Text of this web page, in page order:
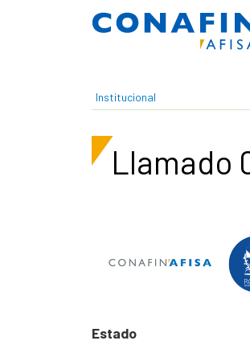
Pasar al contenido principal
Institucional
Llamado
Estado